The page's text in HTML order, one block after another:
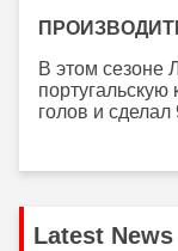
В этом сезоне
португальскую
голов и сделал
Latest News